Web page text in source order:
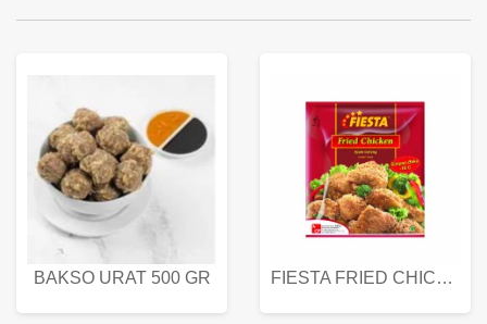
BAKSO URAT 500 GR FIESTA FRIED CHICKEN 500 GR